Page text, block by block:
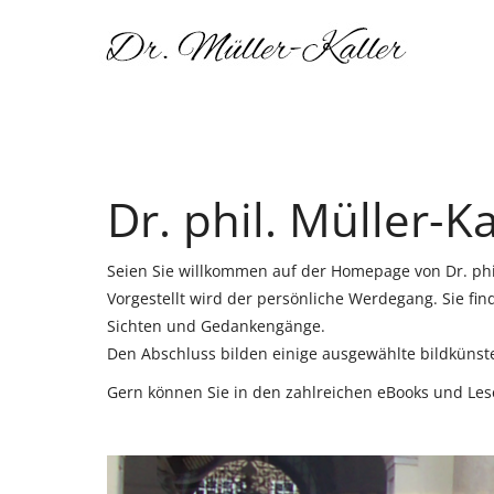
Dr. phil. Müller-
Seien Sie willkommen auf der Homepage von Dr.
Vorgestellt wird der persönliche Werdegang. Sie
Sichten und Gedankengänge.
Den Abschluss bilden einige ausgewählte
Gern können Sie in den zahlreichen eBooks und